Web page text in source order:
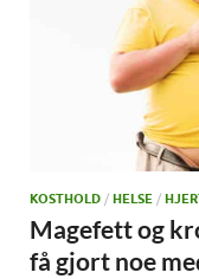
KOSTHOLD / HELSE /
Magefett og
få gjort noe